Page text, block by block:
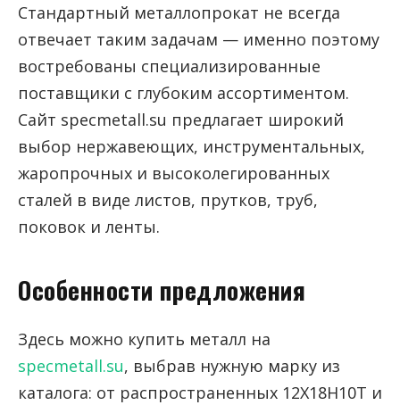
Стандартный металлопрокат не всегда
отвечает таким задачам — именно поэтому
востребованы специализированные
поставщики с глубоким ассортиментом.
Сайт specmetall.su предлагает широкий
выбор нержавеющих, инструментальных,
жаропрочных и высоколегированных
сталей в виде листов, прутков, труб,
поковок и ленты.
Особенности предложения
Здесь можно купить металл на
specmetall.su, выбрав нужную марку из
каталога: от распространенных 12Х18Н10Т и